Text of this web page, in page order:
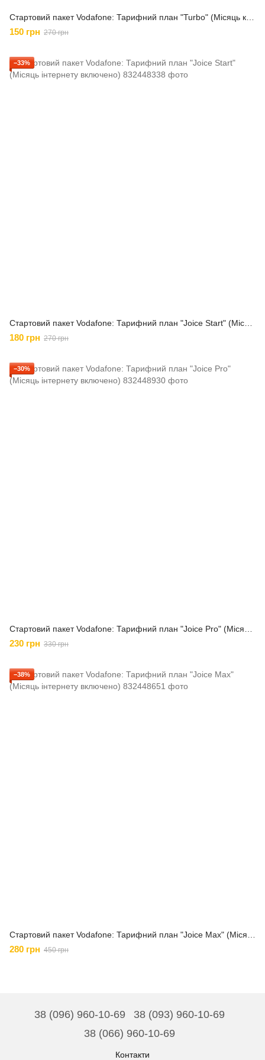
150 грн 270 грн
−33%
180 грн 270 грн
−30%
230 грн 330 грн
−38%
280 грн 450 грн
38 (096) 960-10-69
38 (093) 960-10-69
38 (066) 960-10-69
Контакти